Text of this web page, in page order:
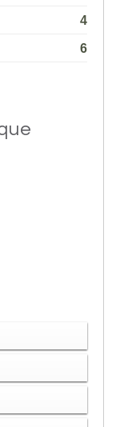
4
6